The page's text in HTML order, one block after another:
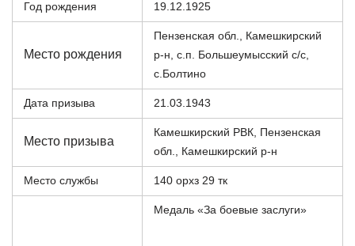
Год рождения 19.12.1925
Место рождения
Пензенская обл., Камешкирский
р-н, с.п. Большеумысский с/с,
с.Болтино
Дата призыва 21.03.1943
Место призыва
Камешкирский РВК, Пензенская
обл., Камешкирский р-н
Место службы 140 орхз 29 тк
Медаль «За боевые заслуги»